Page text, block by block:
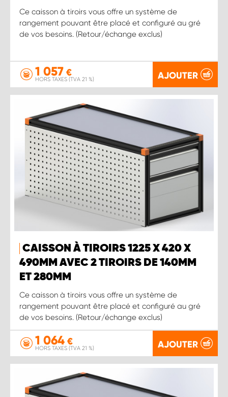
Ce caisson à tiroirs vous offre un système de
rangement pouvant être placé et configuré au gré
de vos besoins. (Retour/échange exclus)
1 057 €
HORS TAXES (TVA 21 %) AJOUTER
CAISSON À TIROIRS 1225 X 420 X
490MM AVEC 2 TIROIRS DE 140MM
ET 280MM
Ce caisson à tiroirs vous offre un système de
rangement pouvant être placé et configuré au gré
de vos besoins. (Retour/échange exclus)
1 064 €
HORS TAXES (TVA 21 %) AJOUTER